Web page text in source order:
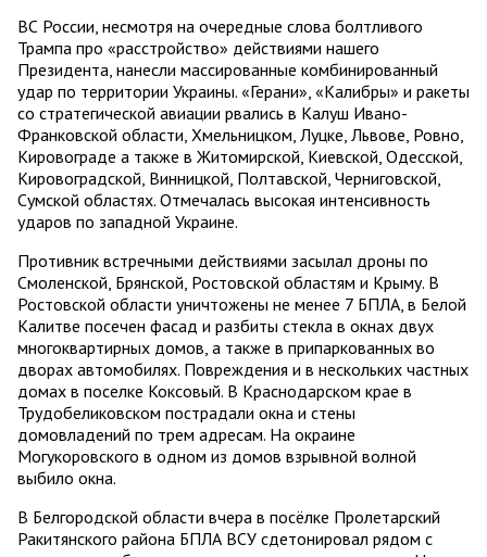
ВС России, несмотря на очередные слова болтливого
Трампа про «расстройство» действиями нашего
Президента, нанесли массированные комбинированный
удар по территории Украины. «Герани», «Калибры» и ракеты
со стратегической авиации рвались в Калуш Ивано-
Франковской области, Хмельницком, Луцке, Львове, Ровно,
Кировограде а также в Житомирской, Киевской, Одесской,
Кировоградской, Винницкой, Полтавской, Черниговской,
Сумской областях. Отмечалась высокая интенсивность
ударов по западной Украине.
Противник встречными действиями засылал дроны по
Смоленской, Брянской, Ростовской областям и Крыму. В
Ростовской области уничтожены не менее 7 БПЛА, в Белой
Калитве посечен фасад и разбиты стекла в окнах двух
многоквартирных домов, а также в припаркованных во
дворах автомобилях. Повреждения и в нескольких частных
домах в поселке Коксовый. В Краснодарском крае в
Трудобеликовском пострадали окна и стены
домовладений по трем адресам. На окраине
Могукоровского в одном из домов взрывной волной
выбило окна.
В Белгородской области вчера в посёлке Пролетарский
Ракитянского района БПЛА ВСУ сдетонировал рядом с